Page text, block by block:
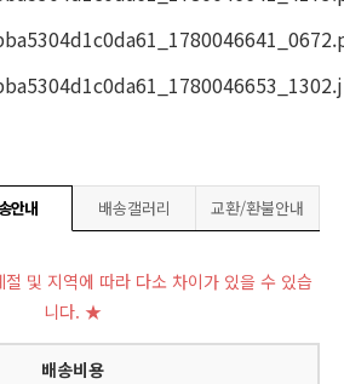
안내 배송갤러리 교환/환불안내
및 지역에 따라 다소 차이가 있을 수 있습
니다. ★
배송비용